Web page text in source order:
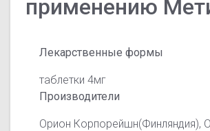
применению
Лекарственные формы
таблетки 4мг
Производители
Орион Корпорейшн(Финляндия),